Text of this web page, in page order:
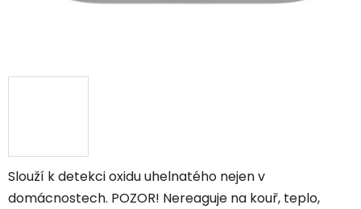
Slouží k detekci oxidu uhelnatého nejen v
domácnostech. POZOR! Nereaguje na kouř, teplo,